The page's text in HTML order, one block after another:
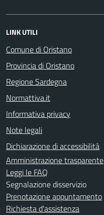
LINK UTILI
Comune di Oristano
Provincia di Oristano
Regione Sardegna
Normattiva.it
Informativa privacy
Note legali
Dichiarazione di accessibilità
Amministrazione trasparente
Leggi le FAQ
Segnalazione disservizio
Prenotazione appuntamento
Richiesta d'assistenza